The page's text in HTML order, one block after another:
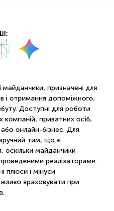
призначені для
і отримання допоміжного,
Доступні для роботи
компаній, приватних осіб,
онлайн-бізнес. Для
тим, що є
оскільки майданчики
реалізаторами.
плюси і мінуси
враховувати при